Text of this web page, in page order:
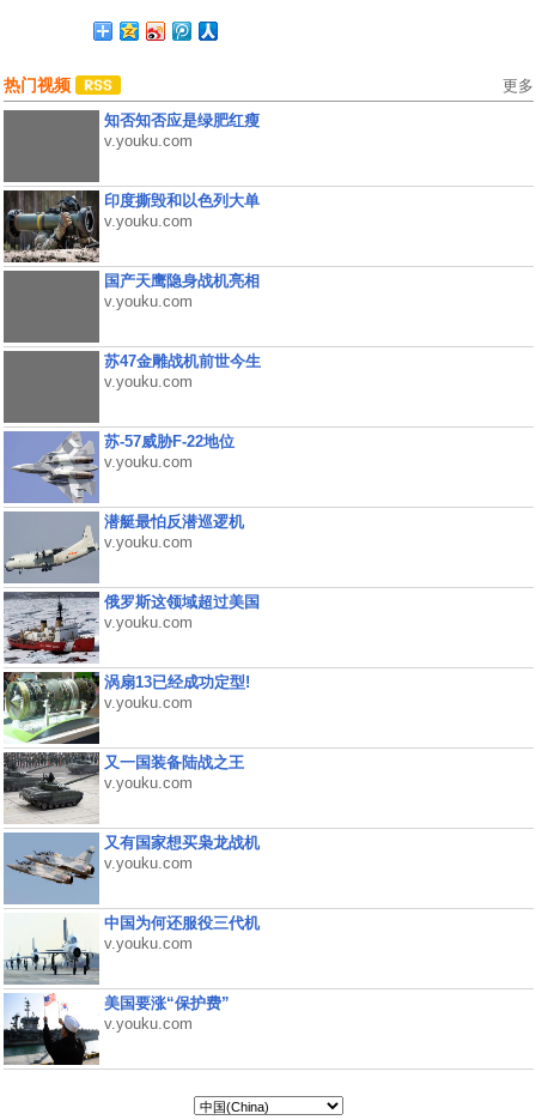
热门视频 更多
知否知否应是绿肥红瘦
v.youku.com
印度撕毁和以色列大单
v.youku.com
国产天鹰隐身战机亮相
v.youku.com
苏47金雕战机前世今生
v.youku.com
苏-57威胁F-22地位
v.youku.com
潜艇最怕反潜巡逻机
v.youku.com
俄罗斯这领域超过美国
v.youku.com
涡扇13已经成功定型!
v.youku.com
又一国装备陆战之王
v.youku.com
又有国家想买枭龙战机
v.youku.com
中国为何还服役三代机
v.youku.com
美国要涨“保护费”
v.youku.com